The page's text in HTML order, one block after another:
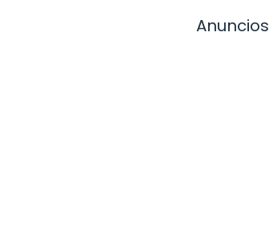
Anuncios